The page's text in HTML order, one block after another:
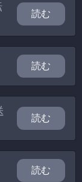
読む
読む
読む
読む